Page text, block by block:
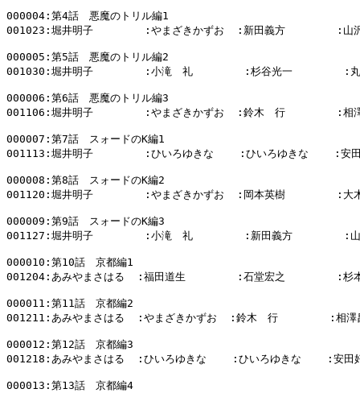
000004:第4話　悪魔のトリル編1
001023:堀井明子        :やまざきかずお  :新田義方        :山
000005:第5話　悪魔のトリル編2
001030:堀井明子        :小滝　礼        :杉谷光一        :丸
000006:第6話　悪魔のトリル編3
001106:堀井明子        :やまざきかずお  :鈴木　行        :相
000007:第7話　スォードのK編1
001113:堀井明子        :ひいろゆきな    :ひいろゆきな    :安田
000008:第8話　スォードのK編2
001120:堀井明子        :やまざきかずお  :岡本英樹        :大
000009:第9話　スォードのK編3
001127:堀井明子        :小滝　礼        :新田義方        :山
000010:第10話　京都編1
001204:あみやまさはる  :福田道生        :石堂宏之        :杉
000011:第11話　京都編2
001211:あみやまさはる  :やまざきかずお  :鈴木　行        :相澤
000012:第12話　京都編3
001218:あみやまさはる  :ひいろゆきな    :ひいろゆきな    :安田
000013:第13話　京都編4